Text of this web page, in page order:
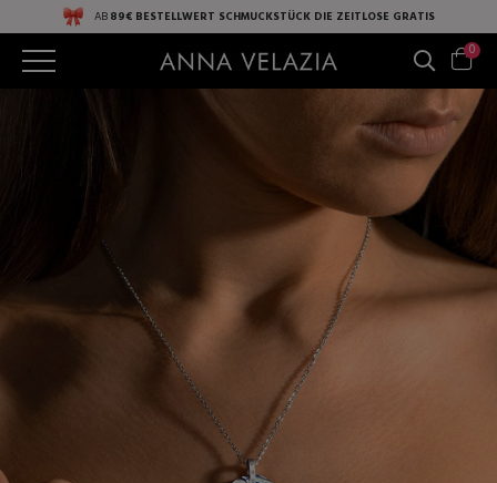
AB89€ BESTELLWERT SCHMUCKSTÜCK DIE ZEITLOSE GRATIS
0